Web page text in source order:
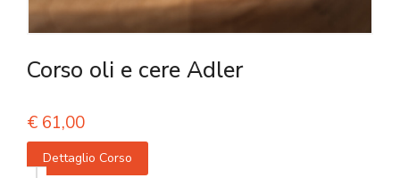
Corso oli e cere Adler
€ 61,00
Dettaglio Corso